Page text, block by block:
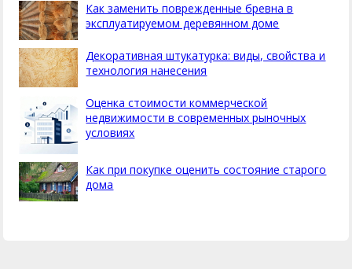
Как заменить поврежденные бревна в
эксплуатируемом деревянном доме
Декоративная штукатурка: виды, свойства и
технология нанесения
Оценка стоимости коммерческой
недвижимости в современных рыночных
условиях
Как при покупке оценить состояние старого
дома